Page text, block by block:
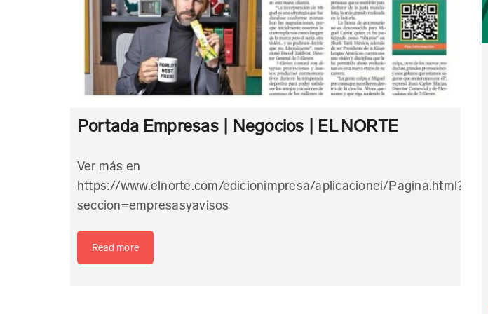
Portada Empresas | Negocios | EL NORTE
Ver más en
https://www.elnorte.com/edicionimpresa/aplicacionei/Pagina.html?
seccion=empresasyavisos
Read more